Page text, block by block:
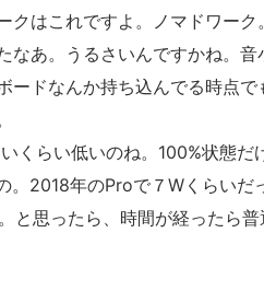
はこれですよ。ノマドワーク。
なあ。うるさいんですかね。音
ードなんか持ち込んでる時点で
くらい低いのね。100%状態だ
。2018年のProで７Wくらいだ
と思ったら、時間が経ったら普